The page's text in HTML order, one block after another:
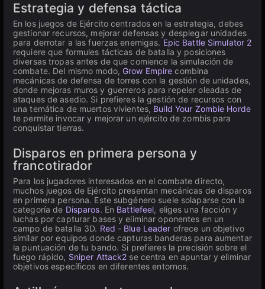
Estrategia y defensa táctica
En los juegos de Ejército centrados en la estrategia, debes
gestionar recursos, mejorar defensas y desplegar unidades
para derrotar a las fuerzas enemigas. Epic Battle Simulator 2
requiere que formules tácticas de batalla y posiciones
diversas tropas antes de que comience la simulación de
combate. Del mismo modo, Grow Empire combina
mecánicas de defensa de torres con la gestión de unidades,
donde mejoras muros y guerreros para repeler oleadas de
ataques de asedio. Si prefieres la gestión de recursos con
una temática de muertos vivientes, Build Your Zombie Horde
te permite invocar y mejorar un ejército de zombis para
conquistar tierras.
Disparos en primera persona y
francotirador
Para los jugadores interesados en el combate directo,
muchos juegos de Ejército presentan mecánicas de disparos
en primera persona. Este subgénero suele solaparse con la
categoría de Disparos. En Battlefeel, eliges una facción y
luchas por capturar bases y eliminar oponentes en un
campo de batalla 3D. Red - Blue Leader ofrece un objetivo
similar por equipos donde capturas banderas para aumentar
la puntuación de tu bando. Si prefieres la precisión sobre el
fuego rápido, Sniper Attack2 se centra en apuntar y eliminar
objetivos específicos en diferentes entornos.